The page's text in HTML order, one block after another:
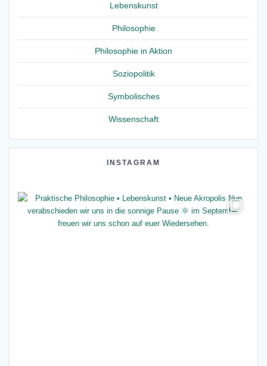
Lebenskunst
Philosophie
Philosophie in Aktion
Soziopolitik
Symbolisches
Wissenschaft
INSTAGRAM